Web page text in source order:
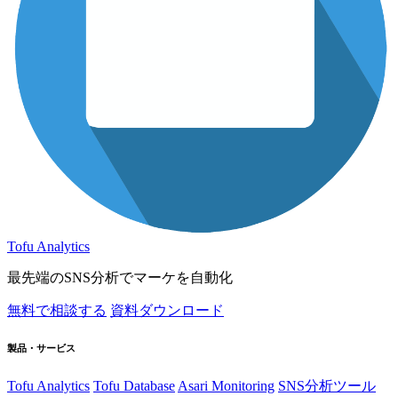
Tofu Analytics
最先端のSNS分析でマーケを自動化
無料で相談する 資料ダウンロード
製品・サービス
Tofu Analytics Tofu Database Asari Monitoring SNS分析ツール